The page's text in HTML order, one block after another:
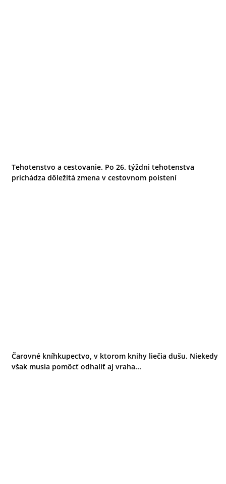
Tehotenstvo a cestovanie. Po 26. týždni tehotenstva
prichádza dôležitá zmena v cestovnom poistení
Čarovné kníhkupectvo, v ktorom knihy liečia dušu. Niekedy
však musia pomôcť odhaliť aj vraha...